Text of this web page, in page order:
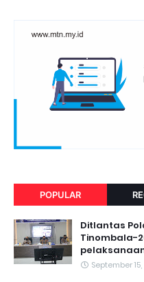
POPULAR
Ditlantas
Tinombala-
September 15,